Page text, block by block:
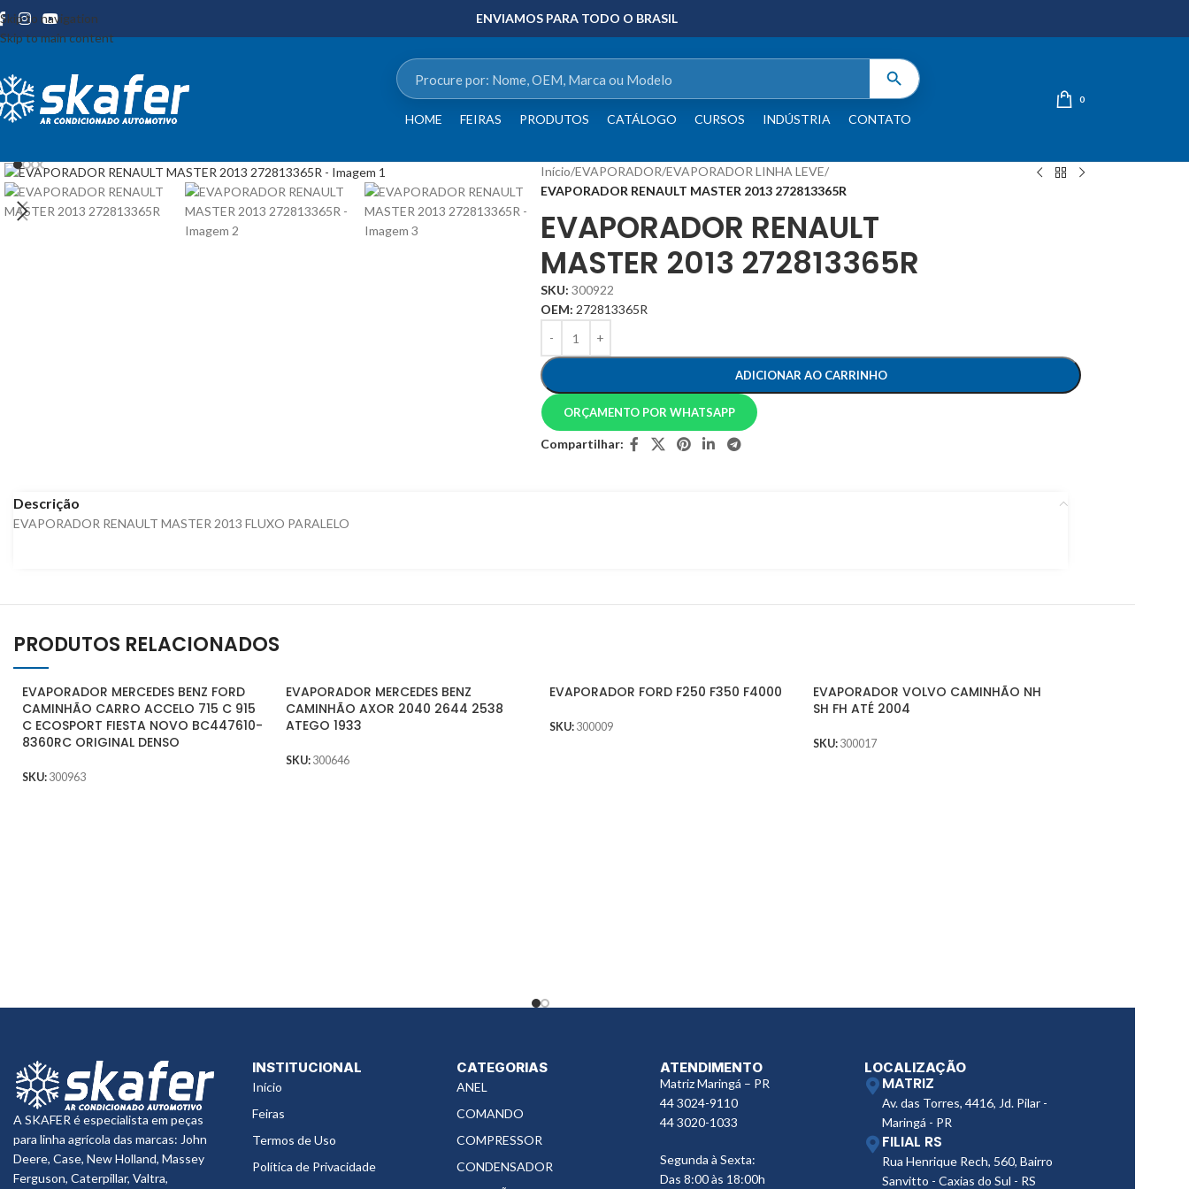
Skip to navigation
Skip to main content
ENVIAMOS PARA TODO O BRASIL
HOME FEIRAS PRODUTOS CATÁLOGO CURSOS INDÚSTRIA CONTATO
0
Início/EVAPORADOR/EVAPORADOR LINHA LEVE/
EVAPORADOR RENAULT MASTER 2013 272813365R
EVAPORADOR RENAULT
MASTER 2013 272813365R
SKU: 300922
OEM: 272813365R
ADICIONAR AO CARRINHO
ORÇAMENTO POR WHATSAPP
Compartilhar:
Descrição
EVAPORADOR RENAULT MASTER 2013 FLUXO PARALELO
PRODUTOS RELACIONADOS
EVAPORADOR MERCEDES BENZ FORD
CAMINHÃO CARRO ACCELO 715 C 915
C ECOSPORT FIESTA NOVO BC447610-
8360RC ORIGINAL DENSO
SKU: 300963
EVAPORADOR MERCEDES BENZ
CAMINHÃO AXOR 2040 2644 2538
ATEGO 1933
SKU: 300646
EVAPORADOR FORD F250 F350 F4000
SKU: 300009
EVAPORADOR VOLVO CAMINHÃO NH
SH FH ATÉ 2004
SKU: 300017
A SKAFER é especialista em peças
para linha agrícola das marcas: John
Deere, Case, New Holland, Massey
Ferguson, Caterpillar, Valtra,
INSTITUCIONAL
Início
Feiras
Termos de Uso
Política de Privacidade
CATEGORIAS
ANEL
COMANDO
COMPRESSOR
CONDENSADOR
ATENDIMENTO
Matriz Maringá – PR
44 3024-9110
44 3020-1033
Segunda à Sexta:
Das 8:00 às 18:00h
LOCALIZAÇÃO
MATRIZ
Av. das Torres, 4416, Jd. Pilar -
Maringá - PR
FILIAL RS
Rua Henrique Rech, 560, Bairro
Sanvitto - Caxias do Sul - RS